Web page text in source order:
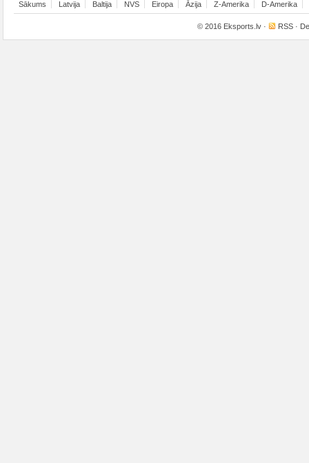
Sākums Latvija Baltija NVS Eiropa Āzija Z-Amerika D-Amerika
© 2016 Eksports.lv · RSS ·